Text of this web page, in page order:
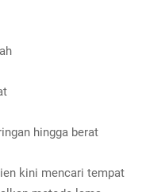
hingga berat
kini mencari tempat